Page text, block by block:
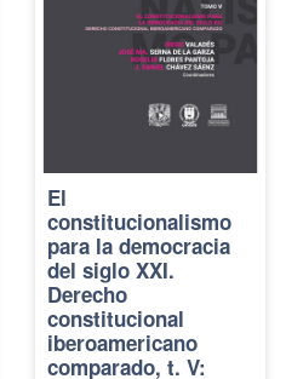
El
constitucionalismo
para la democracia
del siglo XXI.
Derecho
constitucional
iberoamericano
comparado, t. V: